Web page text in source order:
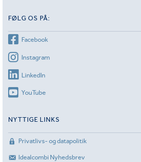
FØLG OS PÅ:
Facebook
Instagram
LinkedIn
YouTube
NYTTIGE LINKS
Privatlivs- og datapolitik
Idealcombi Nyhedsbrev